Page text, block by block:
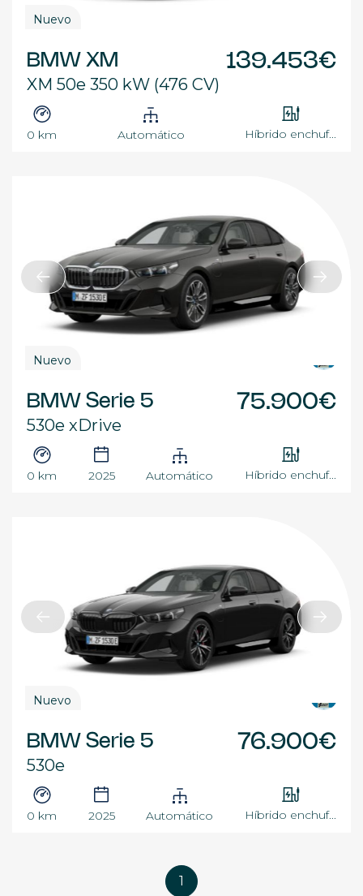
Nuevo
BMW XM
XM 50e 350 kW (476 CV)
139.453€
0 km Automático Híbrido enchuf...
Nuevo
BMW Serie 5
530e xDrive
75.900€
0 km 2025 Automático Híbrido enchuf...
Nuevo
BMW Serie 5
530e
76.900€
0 km 2025 Automático Híbrido enchuf...
1